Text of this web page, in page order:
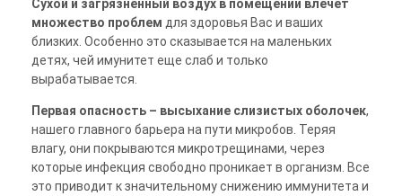
Сухой и загрязненный воздух в помещении влечет
множество проблем для здоровья Вас и ваших
близких. Особенно это сказывается на маленьких
детях, чей имунитет еще слаб и только
вырабатывается.
Первая опасность – высыхание слизистых оболочек,
нашего главного барьера на пути микробов. Теряя
влагу, они покрываются микротрещинами, через
которые инфекция свободно проникает в организм. Все
это приводит к значительному снижению иммунитета и